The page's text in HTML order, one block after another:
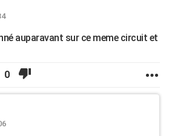
auparavant sur ce meme circuit et
0